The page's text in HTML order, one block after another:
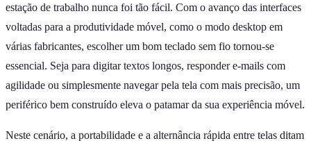
estação de trabalho nunca foi tão fácil. Com o avanço das interfaces
voltadas para a produtividade móvel, como o modo desktop em
várias fabricantes, escolher um bom teclado sem fio tornou-se
essencial. Seja para digitar textos longos, responder e-mails com
agilidade ou simplesmente navegar pela tela com mais precisão, um
periférico bem construído eleva o patamar da sua experiência móvel.
Neste cenário, a portabilidade e a alternância rápida entre telas ditam